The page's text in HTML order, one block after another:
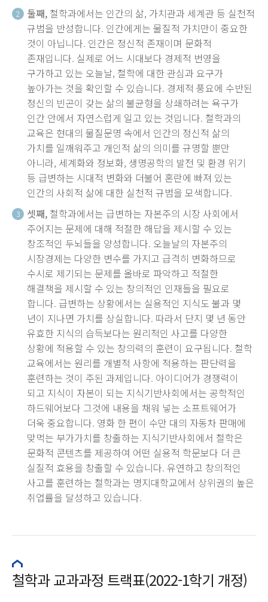
2 둘째, 철학과에서는 인간의 삶, 가치관과 세계관 등 실천적
규범을 반성합니다. 인간에게는 물질적 가치만이 중요한
것이 아닙니다. 인간은 정신적 존재이며 문화적
존재입니다. 실제로 어느 시대보다 경제적 번영을
구가하고 있는 오늘날, 철학에 대한 관심과 요구가
높아가는 것을 확인할 수 있습니다. 경제적 풍요에 수반된
정신의 빈곤이 갖는 삶의 불균형을 상쇄하려는 욕구가
인간 안에서 자연스럽게 일고 있는 것입니다. 철학과의
교육은 현대의 물질문명 속에서 인간의 정신적 삶의
가치를 일깨워주고 개인적 삶의 의미를 규명할 뿐만
아니라, 세계화와 정보화, 생명공학의 발전 및 환경 위기
등 급변하는 시대적 변화와 더불어 혼란에 빠져 있는
인간의 사회적 삶에 대한 실천적 규범을 모색합니다.
3 셋째, 철학과에서는 급변하는 자본주의 시장 사회에서
주어지는 문제에 대해 적절한 해답을 제시할 수 있는
창조적인 두뇌들을 양성합니다. 오늘날의 자본주의
시장경제는 다양한 변수를 가지고 급격히 변화하므로
수시로 제기되는 문제를 올바로 파악하고 적절한
해결책을 제시할 수 있는 창의적인 인재들을 필요로
합니다. 급변하는 상황에서는 실용적인 지식도 불과 몇
년이 지나면 가치를 상실합니다. 따라서 단지 몇 년 동안
유효한 지식의 습득보다는 원리적인 사고를 다양한
상황에 적용할 수 있는 창의력의 훈련이 요구됩니다. 철학
교육에서는 원리를 개별적 사항에 적용하는 판단력을
훈련하는 것이 주된 과제입니다. 아이디어가 경쟁력이
되고 지식이 자본이 되는 지식기반사회에서는 공학적인
하드웨어보다 그것에 내용을 채워 넣는 소프트웨어가
더욱 중요합니다. 영화 한 편이 수만 대의 자동차 판매에
맞먹는 부가가치를 창출하는 지식기반사회에서 철학은
문화적 콘텐츠를 제공하여 어떤 실용적 학문보다 더 큰
실질적 효용을 창출할 수 있습니다. 유연하고 창의적인
사고를 훈련하는 철학과는 명지대학교에서 상위권의 높은
취업률을 달성하고 있습니다.
철학과 교과과정 트랙표(2022-1학기 개정)